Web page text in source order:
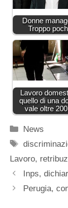
Donne
Troppo
Lavoro
quello di una
vale oltre
Categorie
News
Tag
Lavoro,
Inps,
Perugia,